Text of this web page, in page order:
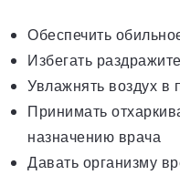
Обеспечить
Избегать
Увлажнять воздух в
Принимать
назначению врача
Давать организму